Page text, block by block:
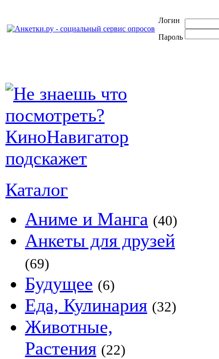
Логин
Пароль
Каталог
Аниме и Манга (40)
Анкеты для друзей
(69)
Будущее (6)
Еда, Кулинария (32)
Животные,
Растения (22)